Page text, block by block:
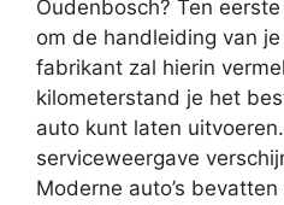
Oudenbosch? Ten
om de handleiding van
fabrikant zal hierin
kilometerstand je het
auto kunt laten
serviceweergave
Moderne auto’s